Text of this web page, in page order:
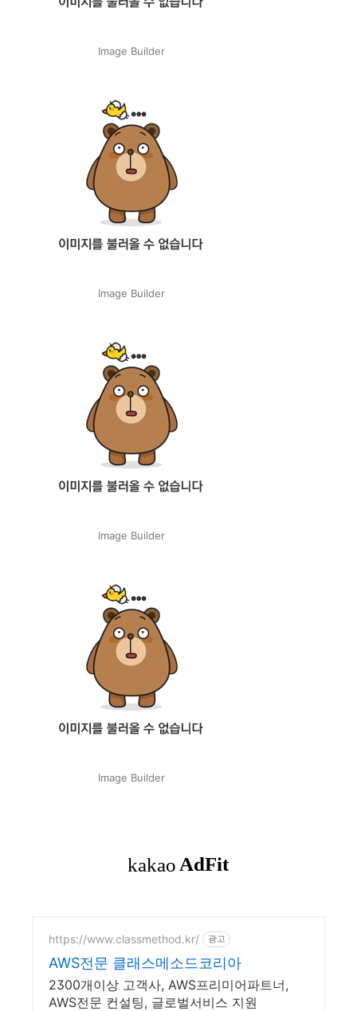
Image Builder
Image Builder
Image Builder
Image Builder
https://www.classmethod.kr/ 광고
AWS전문 클래스메소드코리아
2300개이상 고객사, AWS프리미어파트너,
AWS전문 컨설팅, 글로벌서비스 지원